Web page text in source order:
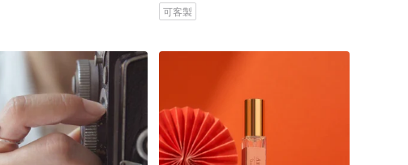
可客製